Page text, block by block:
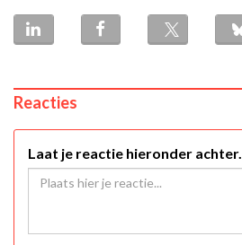
Reacties
Laat je reactie hieronder achter.